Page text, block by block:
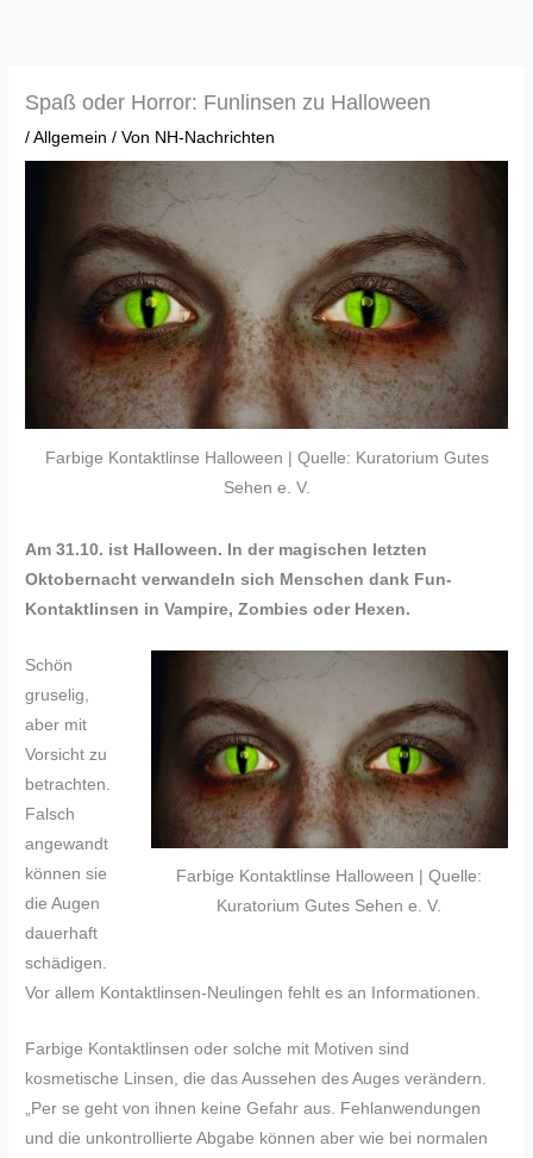
Spaß oder Horror: Funlinsen zu Halloween
/Allgemein / Von NH-Nachrichten
Farbige Kontaktlinse Halloween | Quelle: Kuratorium Gutes
Sehen e. V.
Am 31.10. ist Halloween. In der magischen letzten
Oktobernacht verwandeln sich Menschen dank Fun-
Kontaktlinsen in Vampire, Zombies oder Hexen.
Farbige Kontaktlinse Halloween | Quelle:
Kuratorium Gutes Sehen e. V.
Schön
gruselig,
aber mit
Vorsicht zu
betrachten.
Falsch
angewandt
können sie
die Augen
dauerhaft
schädigen.
Vor allem Kontaktlinsen-Neulingen fehlt es an Informationen.
Farbige Kontaktlinsen oder solche mit Motiven sind
kosmetische Linsen, die das Aussehen des Auges verändern.
„Per se geht von ihnen keine Gefahr aus. Fehlanwendungen
und die unkontrollierte Abgabe können aber wie bei normalen